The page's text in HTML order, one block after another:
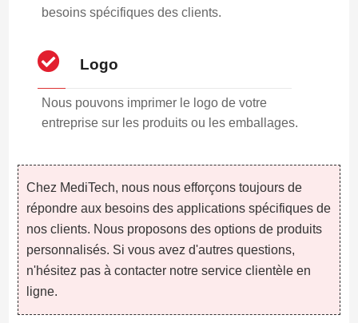
besoins spécifiques des clients.
Logo
Nous pouvons imprimer le logo de votre
entreprise sur les produits ou les emballages.
Chez MediTech, nous nous efforçons toujours de
répondre aux besoins des applications spécifiques de
nos clients. Nous proposons des options de produits
personnalisés. Si vous avez d'autres questions,
n'hésitez pas à contacter notre service clientèle en
ligne.